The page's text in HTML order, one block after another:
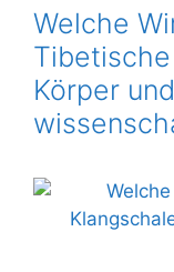
Welche
Körper